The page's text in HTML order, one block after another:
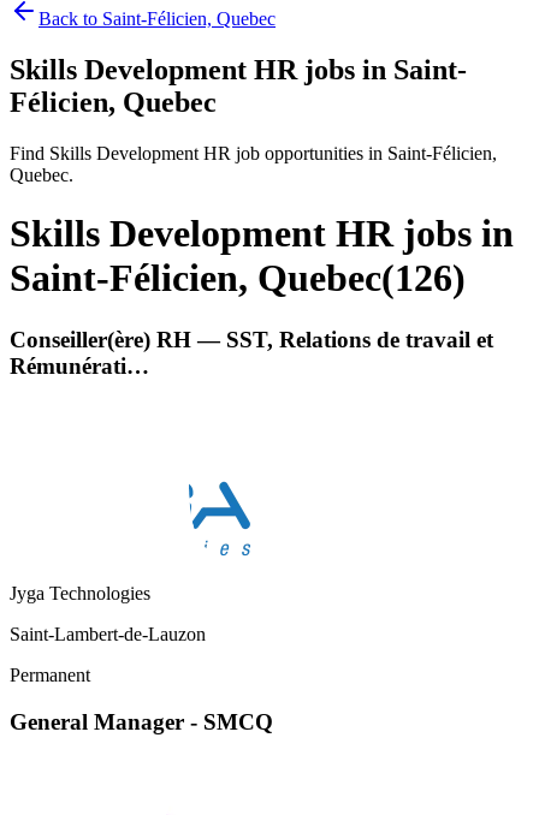
Back to Saint-Félicien, Quebec
Skills Development HR jobs in Saint-
Félicien, Quebec
Find Skills Development HR job opportunities in Saint-Félicien,
Quebec.
Skills Development HR jobs in
Saint-Félicien, Quebec(126)
Conseiller(ère) RH — SST, Relations de travail et
Rémunérati…
Jyga Technologies
Saint-Lambert-de-Lauzon
Permanent
General Manager - SMCQ